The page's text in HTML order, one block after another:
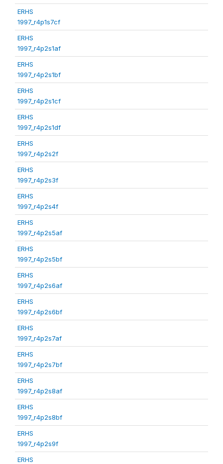
ERHS
1997_r4p1s7cf
ERHS
1997_r4p2s1af
ERHS
1997_r4p2s1bf
ERHS
1997_r4p2s1cf
ERHS
1997_r4p2s1df
ERHS
1997_r4p2s2f
ERHS
1997_r4p2s3f
ERHS
1997_r4p2s4f
ERHS
1997_r4p2s5af
ERHS
1997_r4p2s5bf
ERHS
1997_r4p2s6af
ERHS
1997_r4p2s6bf
ERHS
1997_r4p2s7af
ERHS
1997_r4p2s7bf
ERHS
1997_r4p2s8af
ERHS
1997_r4p2s8bf
ERHS
1997_r4p2s9f
ERHS